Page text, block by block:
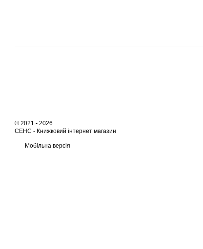
© 2021 - 2026
СЕНС - Книжковий інтернет магазин
Мобільна версія